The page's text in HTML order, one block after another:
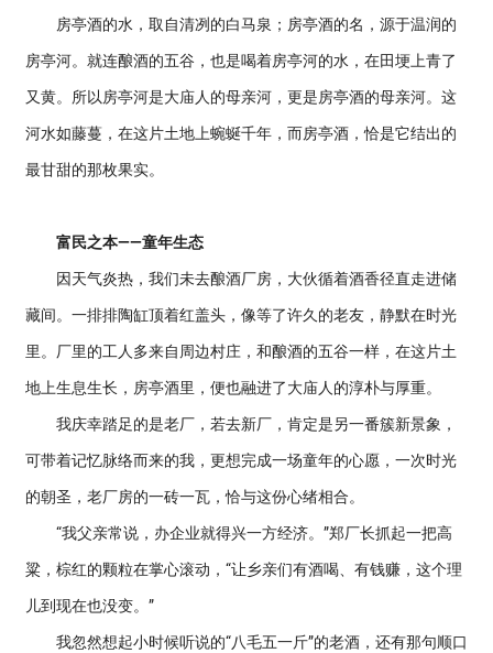
房亭酒的水，取自清冽的白马泉；房亭酒的名，源于温润的
房亭河。就连酿酒的五谷，也是喝着房亭河的水，在田埂上青了
又黄。所以房亭河是大庙人的母亲河，更是房亭酒的母亲河。这
河水如藤蔓，在这片土地上蜿蜒千年，而房亭酒，恰是它结出的
最甘甜的那枚果实。
富民之本——童年生态
因天气炎热，我们未去酿酒厂房，大伙循着酒香径直走进储
藏间。一排排陶缸顶着红盖头，像等了许久的老友，静默在时光
里。厂里的工人多来自周边村庄，和酿酒的五谷一样，在这片土
地上生息生长，房亭酒里，便也融进了大庙人的淳朴与厚重。
我庆幸踏足的是老厂，若去新厂，肯定是另一番簇新景象，
可带着记忆脉络而来的我，更想完成一场童年的心愿，一次时光
的朝圣，老厂房的一砖一瓦，恰与这份心绪相合。
“我父亲常说，办企业就得兴一方经济。”郑厂长抓起一把高
粱，棕红的颗粒在掌心滚动，“让乡亲们有酒喝、有钱赚，这个理
儿到现在也没变。”
我忽然想起小时候听说的“八毛五一斤”的老酒，还有那句顺口